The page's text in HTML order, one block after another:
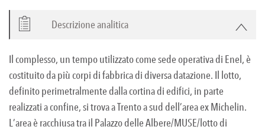
Descrizione analitica
Il complesso, un tempo utilizzato come sede operativa di Enel, è
costituito da più corpi di fabbrica di diversa datazione. Il lotto,
definito perimetralmente dalla cortina di edifici, in parte
realizzati a confine, si trova a Trento a sud dell’area ex Michelin.
L’area è racchiusa tra il Palazzo delle Albere/MUSE/lotto di